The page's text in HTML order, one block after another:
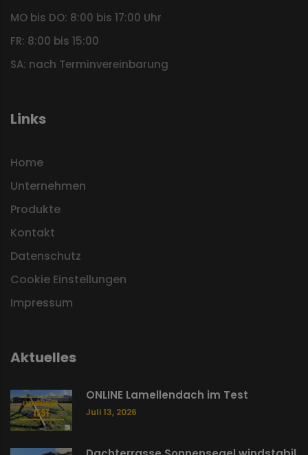
MO bis DO: 8:00 bis 17:00 Uhr
FR: 8:00 bis 15:00
SA: nach Terminvereinbarung
Links
Home
Unternehmen
Produkte
Kontakt
Datenschutz
Cookie Einstellungen
Impressum
Aktuelles
ONLINE Lamellendach im Test
Juli 13, 2026